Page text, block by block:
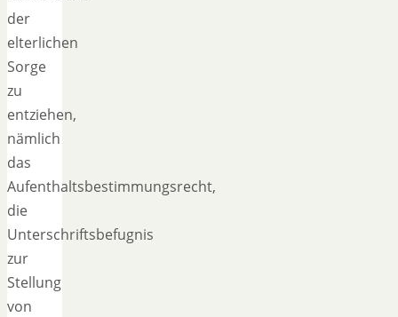
der
elterlichen
Sorge
zu
entziehen,
nämlich
das
Aufenthaltsbestimmungsrecht,
die
Unterschriftsbefugnis
zur
Stellung
von